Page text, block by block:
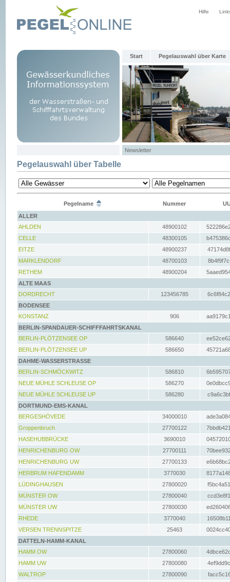
Hilfe
Start Pegelauswahl über Karte
Newsletter
Pegelauswahl über Tabelle
Pegelname Nummer
ALLER
AHLDEN
48900102
CELLE
48300105
EITZE
48900237
MARKLENDORF
48700103
RETHEM
48900204
ALTE MAAS
DORDRECHT
123456785
BODENSEE
KONSTANZ
906
BERLIN-SPANDAUER-SCHIFFFAHRTSKANAL
BERLIN-PLÖTZENSEE OP
586640
BERLIN-PLÖTZENSEE UP
586650
DAHME-WASSERSTRASSE
BERLIN-SCHMÖCKWITZ
586810
NEUE MÜHLE SCHLEUSE OP
586270
NEUE MÜHLE SCHLEUSE UP
586280
DORTMUND-EMS-KANAL
BERGESHÖVEDE
34000010
Groppenbruch
27700122
HASEHUBBRÜCKE
3690010
HENRICHENBURG OW
27700111
HENRICHENBURG UW
27700133
HERBRUM HAFENDAMM
3770030
LÜDINGHAUSEN
27800020
MÜNSTER OW
27800040
MÜNSTER UW
27800030
RHEDE
3770040
VERSEN TRENNSPITZE
25463
DATTELN-HAMM-KANAL
HAMM OW
27800060
HAMM UW
27800080
WALTROP
27800090